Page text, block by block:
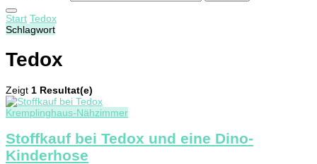
Start Tedox
Schlagwort
Tedox
Zeigt 1 Resultat(e)
Kremplinghaus-Nähzimmer
Stoffkauf bei Tedox und eine Dino-
Kinderhose